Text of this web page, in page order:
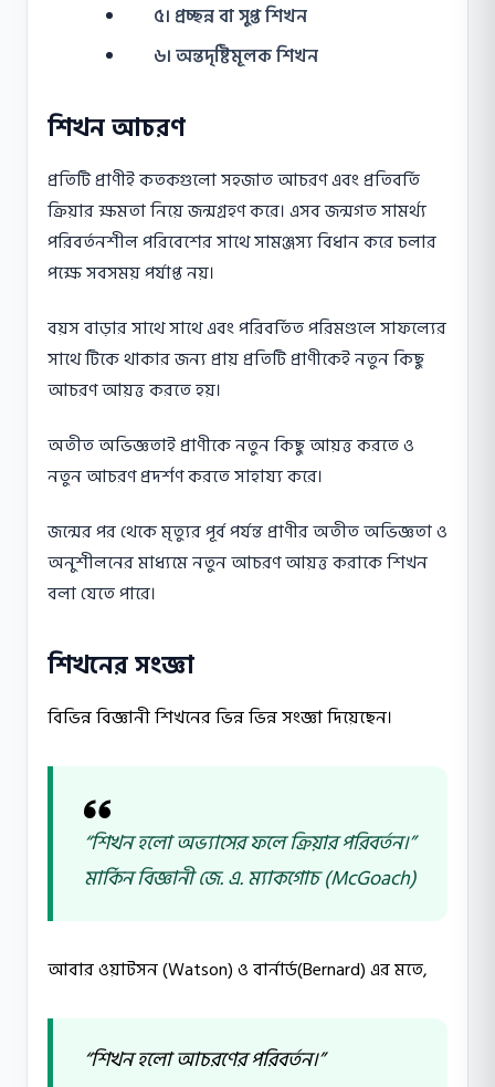
৫। প্রচ্ছন্ন বা সুপ্ত শিখন
৬। অন্তদৃষ্টিমূলক শিখন
শিখন আচরণ
প্রতিটি প্রাণীই কতকগুলাে সহজাত আচরণ এবং প্রতিবর্তি
ক্রিয়ার ক্ষমতা নিয়ে জন্মগ্রহণ করে। এসব জন্মগত সামর্থ্য
পরিবর্তনশীল পরিবেশের সাথে সামঞ্জস্য বিধান করে চলার
পক্ষে সবসময় পর্যাপ্ত নয়।
বয়স বাড়ার সাথে সাথে এবং পরিবর্তিত পরিমণ্ডলে সাফল্যের
সাথে টিকে থাকার জন্য প্রায় প্রতিটি প্রাণীকেই নতুন কিছু
আচরণ আয়ত্ত করতে হয়।
অতীত অভিজ্ঞতাই প্রাণীকে নতুন কিছু আয়ত্ত করতে ও
নতুন আচরণ প্রদর্শণ করতে সাহায্য করে।
জন্মের পর থেকে মৃত্যুর পূর্ব পর্যন্ত প্রাণীর অতীত অভিজ্ঞতা ও
অনুশীলনের মাধ্যমে নতুন আচরণ আয়ত্ত করাকে শিখন
বলা যেতে পারে।
শিখনের সংজ্ঞা
বিভিন্ন বিজ্ঞানী শিখনের ভিন্ন ভিন্ন সংজ্ঞা দিয়েছেন।
“শিখন হলাে অভ্যাসের ফলে ক্রিয়ার পরিবর্তন।”
মার্কিন বিজ্ঞানী জে. এ. ম্যাকগােচ (McGoach)
আবার ওয়াটসন (Watson) ও বার্নার্ড(Bernard) এর মতে,
“শিখন হলাে আচরণের পরিবর্তন।”